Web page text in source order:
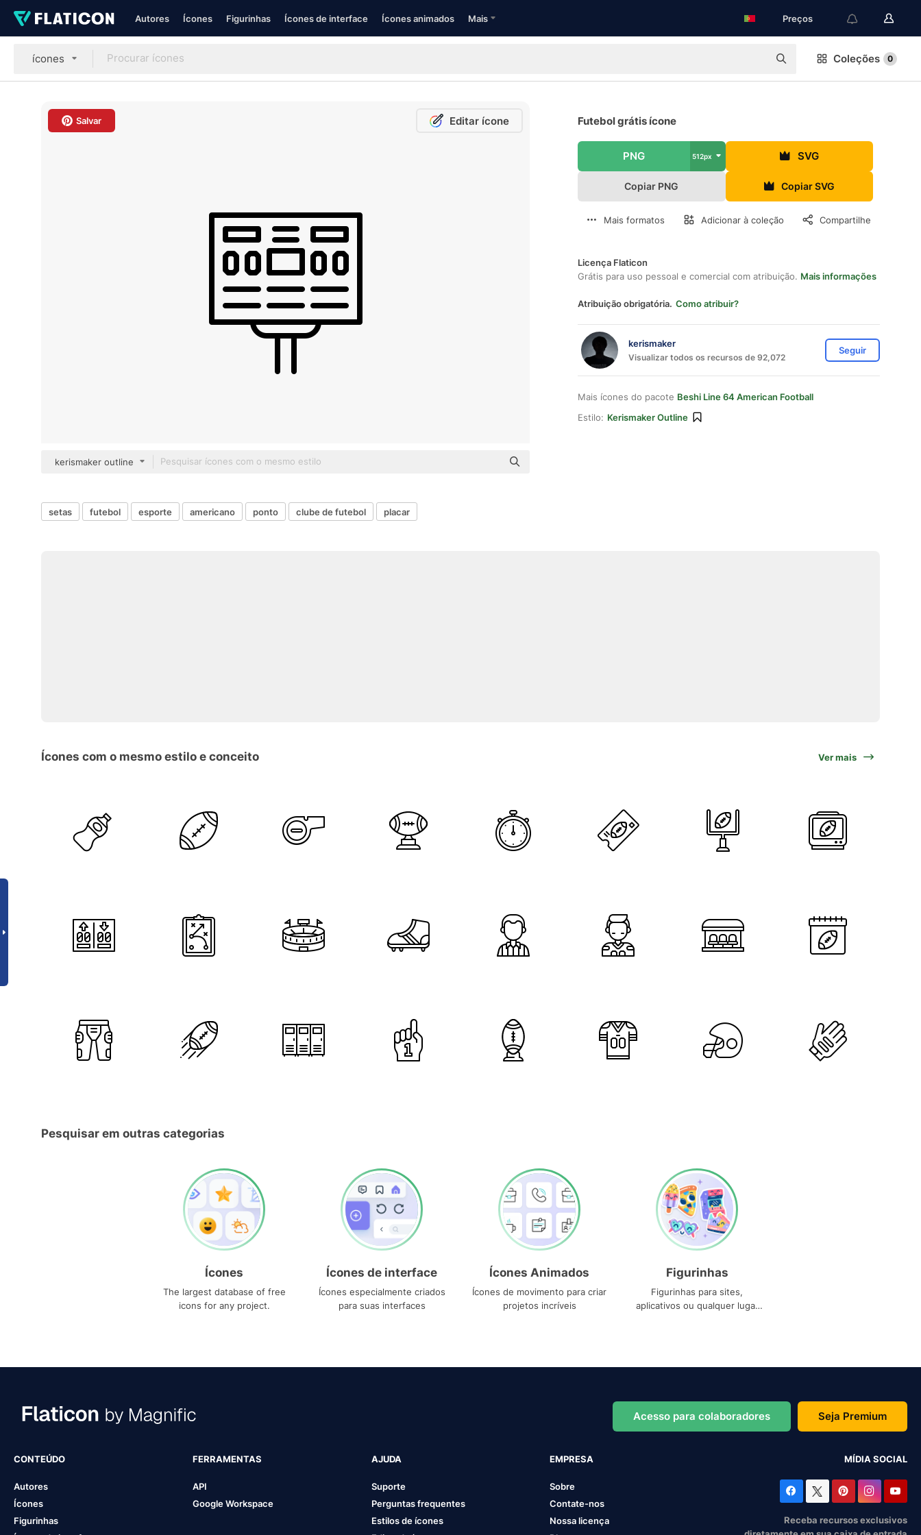
Autores Ícones Figurinhas Ícones de interface Ícones animados Mais Preços
ícones Coleções 0
Salvar Editar ícone
kerismaker outline
Futebol grátis ícone
PNG 512px SVG
Copiar PNG Copiar SVG
Mais formatos Adicionar à coleção Compartilhe
Licença Flaticon
Grátis para uso pessoal e comercial com atribuição. Mais informações
Atribuição obrigatória. Como atribuir?
kerismaker
Visualizar todos os recursos de 92,072
Seguir
Mais ícones do pacote Beshi Line 64 American Football
Estilo: Kerismaker Outline
setas futebol esporte americano ponto clube de futebol placar
Ícones com o mesmo estilo e conceito Ver mais
Pesquisar em outras categorias
Ícones
The largest database of free
icons for any project.
Ícones de interface
Ícones especialmente criados
para suas interfaces
Ícones Animados
Ícones de movimento para criar
projetos incríveis
Figurinhas
Figurinhas para sites,
aplicativos ou qualquer lugar
Acesso para colaboradores Seja Premium
CONTEÚDO
Autores
Ícones
Figurinhas
FERRAMENTAS
API
Google Workspace
AJUDA
Suporte
Perguntas frequentes
Estilos de ícones
EMPRESA
Sobre
Contate-nos
Nossa licença
MÍDIA SOCIAL
Receba recursos exclusivos